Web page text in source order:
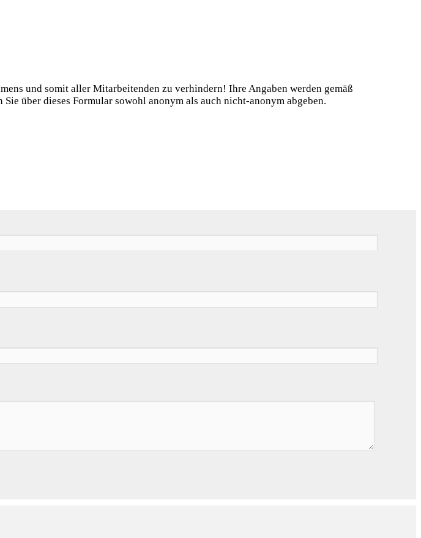
und somit aller Mitarbeitenden zu verhindern! Ihre Angaben werden gemäß
über dieses Formular sowohl anonym als auch nicht-anonym abgeben.